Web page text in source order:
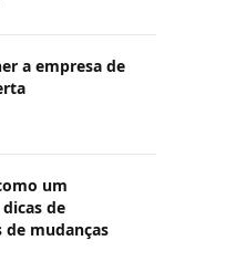
a empresa de
um
de
mudanças